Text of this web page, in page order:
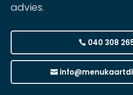
advies.
040 308